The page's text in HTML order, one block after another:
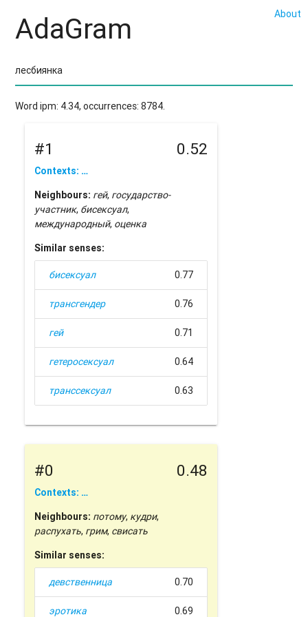
About
AdaGram
Word ipm: 4.34, occurrences: 8784.
#1 0.52
Contexts: …
Neighbours: гей, государство-
участник, бисексуал,
международный, оценка
Similar senses:
бисексуал 0.77
трансгендер 0.76
гей 0.71
гетеросексуал 0.64
транссексуал 0.63
#0 0.48
Contexts: …
Neighbours: потому, кудри,
распухать, грим, свисать
Similar senses:
девственница 0.70
эротика 0.69